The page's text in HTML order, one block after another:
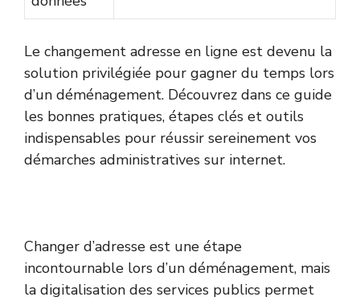
Le changement adresse en ligne est devenu la
solution privilégiée pour gagner du temps lors
d’un déménagement. Découvrez dans ce guide
les bonnes pratiques, étapes clés et outils
indispensables pour réussir sereinement vos
démarches administratives sur internet.
Changer d’adresse est une étape
incontournable lors d’un déménagement, mais
la digitalisation des services publics permet